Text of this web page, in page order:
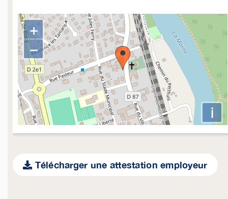
+
−
i
Télécharger une attestation employeur